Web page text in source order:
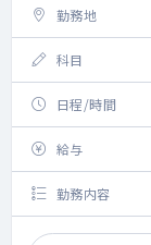
勤務地
科目
日程/時間
給与
勤務内容